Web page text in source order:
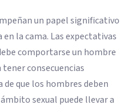
un papel significativo
la cama. Las expectativas
comportarse un hombre
consecuencias
que los hombres deben
sexual puede llevar a